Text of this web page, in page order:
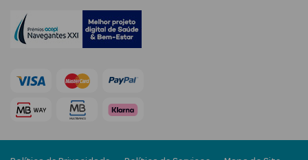
Hidratantes
Séruns Faciais
Creme de Olhos